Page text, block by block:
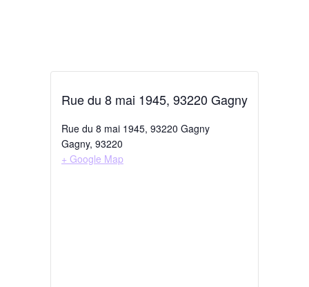
Rue du 8 mai 1945, 93220 Gagny
Rue du 8 mai 1945, 93220 Gagny
Gagny, 93220
+ Google Map